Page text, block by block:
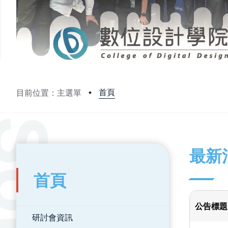
目前位置：主選單 首頁
:::
首頁
研討會資訊
最新
公告標題